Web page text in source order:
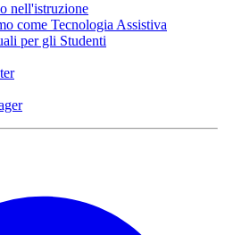
nell'istruzione
come Tecnologia Assistiva
per gli Studenti